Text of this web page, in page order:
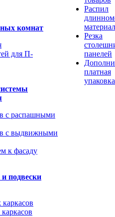
комнат
для П-
с распашными
с выдвижными
к фасаду
подвески
Распил
Резка
панелей
платная
упаковка